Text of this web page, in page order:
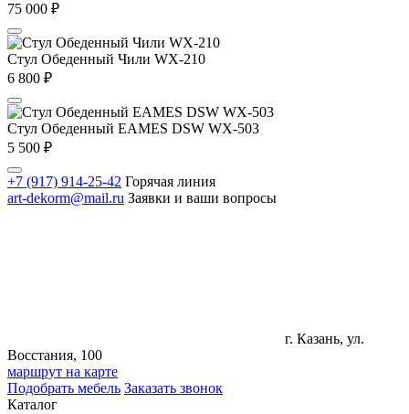
75 000 ₽
Стул Обеденный Чили WX-210
6 800 ₽
Стул Обеденный EAMES DSW WX-503
5 500 ₽
+7 (917) 914-25-42 Горячая линия
art-dekorm@mail.ru Заявки и ваши вопросы
г. Казань, ул.
Восстания, 100
маршрут на карте
Подобрать мебель Заказать звонок
Каталог